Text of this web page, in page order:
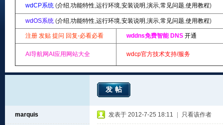
wdCP系统 (介绍,功能特性,运行环境,安装说明 ,演示,常见问题,使用教程)
wdOS系统 (介绍,功能特性,运行环境,安装说明 ,演示,常见问题,使用教程)
注册 发贴 提问 回复-必看必看 wddns免费智能 DNS 开通
AI导航网AI应用网站大全 wdcp官方技术支持/服务
发帖
marquis 发表于 2012-7-25 18:11 只看该作者